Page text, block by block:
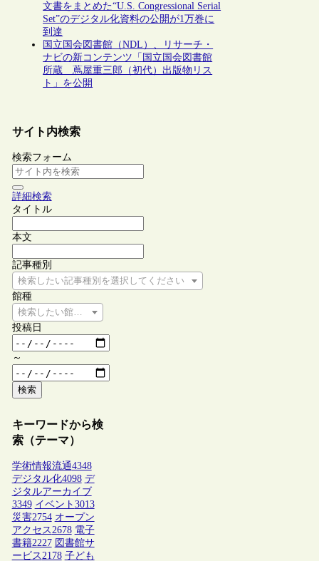
文書をまとめた“U.S. Congressional Serial
Set”のデジタル化資料の公開が1万巻に
到達
国立国会図書館（NDL）、リサーチ・
ナビの新コンテンツ「国立国会図書館
所蔵 蔦屋重三郎（初代）出版物リス
ト」を公開
サイト内検索
検索フォーム
詳細検索
タイトル
本文
記事種別
検索したい記事種別を選択してください
館種
検索したい館種を選択してください
投稿日
～
検索
キーワードから検
索（テーマ）
学術情報流通4348
デジタル化4098 デ
ジタルアーカイブ
3349 イベント 3013
災害2754 オープン
アクセス2678 電子
書籍2227 図書館サ
ービス2178 子ども